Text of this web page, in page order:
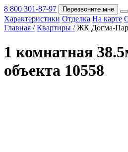
Покупка
8 800 301-87-97 Перезвоните мне
Характеристики Отделка На карте
Главная / Квартиры / ЖК Догма-
1 комнатная
объекта 10558